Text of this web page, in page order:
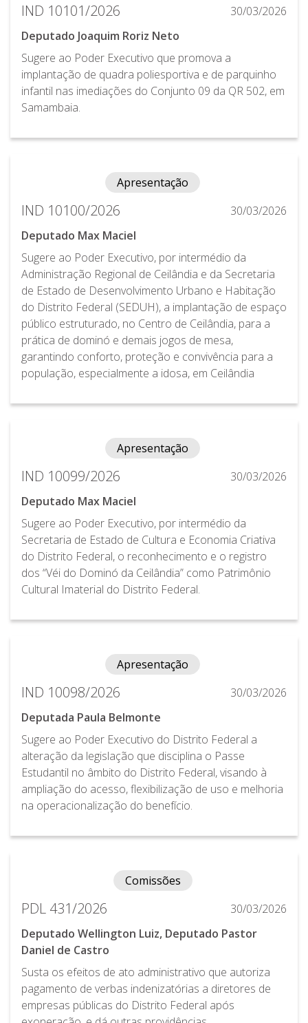
IND 10101/2026
30/03/2026
Deputado Joaquim Roriz Neto
Sugere ao Poder Executivo que promova a
implantação de quadra poliesportiva e de parquinho
infantil nas imediações do Conjunto 09 da QR 502, em
Samambaia.
Apresentação
IND 10100/2026
30/03/2026
Deputado Max Maciel
Sugere ao Poder Executivo, por intermédio da
Administração Regional de Ceilândia e da Secretaria
de Estado de Desenvolvimento Urbano e Habitação
do Distrito Federal (SEDUH), a implantação de espaço
público estruturado, no Centro de Ceilândia, para a
prática de dominó e demais jogos de mesa,
garantindo conforto, proteção e convivência para a
população, especialmente a idosa, em Ceilândia
Apresentação
IND 10099/2026
30/03/2026
Deputado Max Maciel
Sugere ao Poder Executivo, por intermédio da
Secretaria de Estado de Cultura e Economia Criativa
do Distrito Federal, o reconhecimento e o registro
dos “Véi do Dominó da Ceilândia” como Patrimônio
Cultural Imaterial do Distrito Federal.
Apresentação
IND 10098/2026
30/03/2026
Deputada Paula Belmonte
Sugere ao Poder Executivo do Distrito Federal a
alteração da legislação que disciplina o Passe
Estudantil no âmbito do Distrito Federal, visando à
ampliação do acesso, flexibilização de uso e melhoria
na operacionalização do benefício.
Comissões
PDL 431/2026
30/03/2026
Deputado Wellington Luiz, Deputado Pastor
Daniel de Castro
Susta os efeitos de ato administrativo que autoriza
pagamento de verbas indenizatórias a diretores de
empresas públicas do Distrito Federal após